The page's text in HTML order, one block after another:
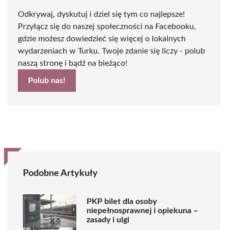
Odkrywaj, dyskutuj i dziel się tym co najlepsze!
Przyłącz się do naszej społeczności na Facebooku,
gdzie możesz dowiedzieć się więcej o lokalnych
wydarzeniach w Turku. Twoje zdanie się liczy - polub
naszą stronę i bądź na bieżąco!
Polub nas!
Podobne Artykuły
PKP bilet dla osoby
niepełnosprawnej i opiekuna –
zasady i ulgi